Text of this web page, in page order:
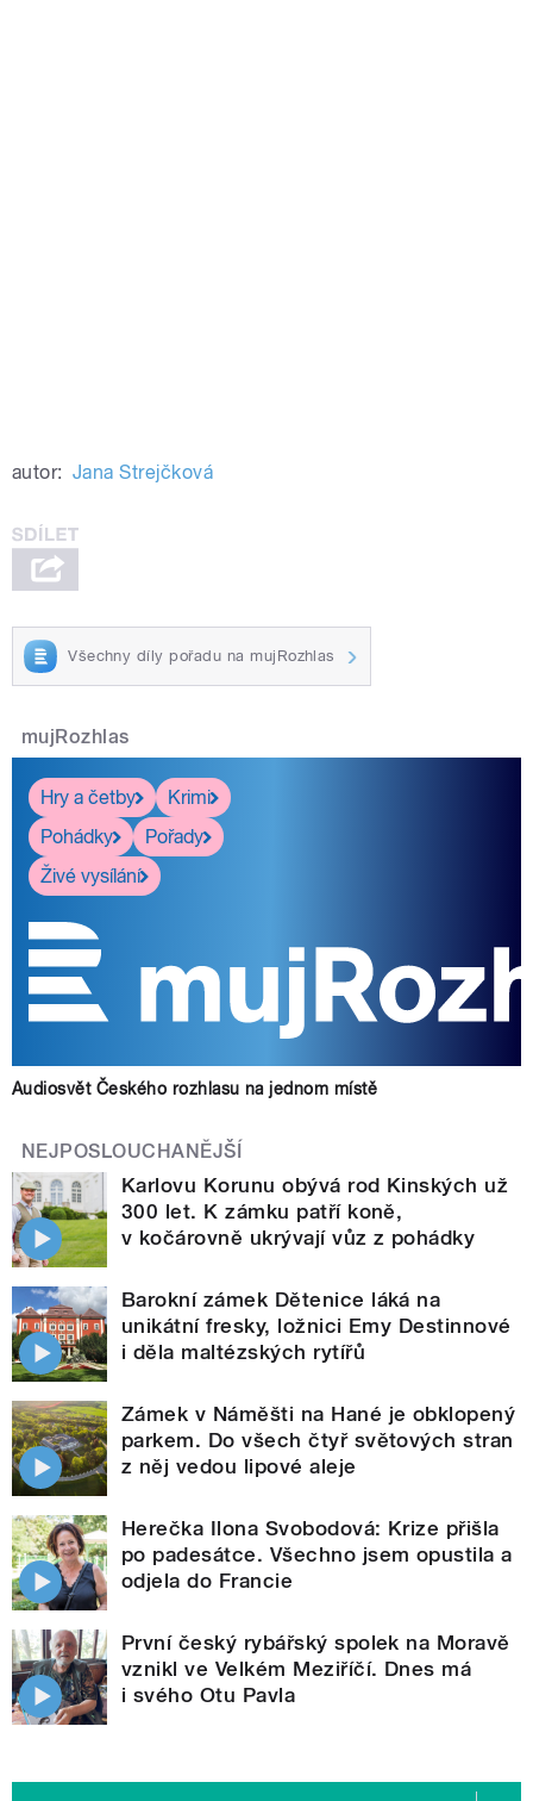
autor: Jana Strejčková
Všechny díly pořadu na mujRozhlas
mujRozhlas
Hry a četby
Krimi
Pohádky
Pořady
Živé vysílání
Audiosvět Českého rozhlasu na jednom místě
NEJPOSLOUCHANĚJŠÍ
Karlovu Korunu obývá rod Kinských už
300 let. K zámku patří koně,
v kočárovně ukrývají vůz z pohádky
Barokní zámek Dětenice láká na
unikátní fresky, ložnici Emy Destinnové
i děla maltézských rytířů
Zámek v Náměšti na Hané je obklopený
parkem. Do všech čtyř světových stran
z něj vedou lipové aleje
Herečka Ilona Svobodová: Krize přišla
po padesátce. Všechno jsem opustila a
odjela do Francie
První český rybářský spolek na Moravě
vznikl ve Velkém Meziříčí. Dnes má
i svého Otu Pavla